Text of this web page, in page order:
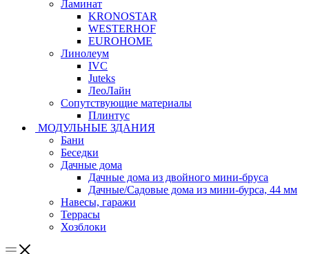
Ламинат
KRONOSTAR
WESTERHOF
EUROHOME
Линолеум
IVC
Juteks
ЛеоЛайн
Сопутствующие материалы
Плинтус
МОДУЛЬНЫЕ ЗДАНИЯ
Бани
Беседки
Дачные дома
Дачные дома из двойного мини-бруса
Дачные/Садовые дома из мини-бурса, 44 мм
Навесы, гаражи
Террасы
Хозблоки